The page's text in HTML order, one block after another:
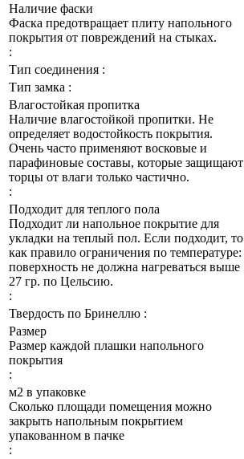
Наличие фаски
Фаска предотвращает плиту напольного
покрытия от повреждений на стыках.
:
Тип соединения :
Тип замка :
Влагостойкая пропитка
Наличие влагостойкой пропитки. Не
определяет водостойкость покрытия.
Очень часто применяют восковые и
парафиновые составы, которые защищают
торцы от влаги только частично.
:
Подходит для теплого пола
Подходит ли напольное покрытие для
укладки на теплый пол. Если подходит, то
как правило ограничения по температуре:
поверхность не должна нагреваться выше
27 гр. по Цельсию.
:
Твердость по Бринеллю :
Размер
Размер каждой плашки напольного
покрытия
:
м2 в упаковке
Сколько площади помещения можно
закрыть напольным покрытием
упакованном в пачке
: